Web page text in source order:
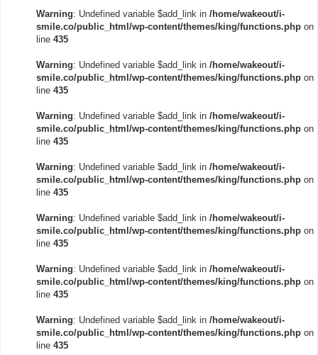
Warning: Undefined variable $add_link in /home/wakeout/i-
smile.co/public_html/wp-content/themes/king/functions.php on
line 435
Warning: Undefined variable $add_link in /home/wakeout/i-
smile.co/public_html/wp-content/themes/king/functions.php on
line 435
Warning: Undefined variable $add_link in /home/wakeout/i-
smile.co/public_html/wp-content/themes/king/functions.php on
line 435
Warning: Undefined variable $add_link in /home/wakeout/i-
smile.co/public_html/wp-content/themes/king/functions.php on
line 435
Warning: Undefined variable $add_link in /home/wakeout/i-
smile.co/public_html/wp-content/themes/king/functions.php on
line 435
Warning: Undefined variable $add_link in /home/wakeout/i-
smile.co/public_html/wp-content/themes/king/functions.php on
line 435
Warning: Undefined variable $add_link in /home/wakeout/i-
smile.co/public_html/wp-content/themes/king/functions.php on
line 435